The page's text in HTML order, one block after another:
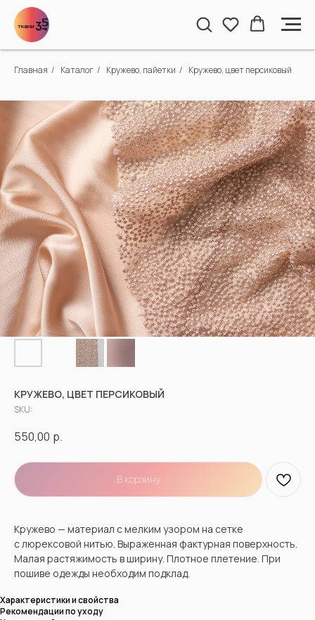
Главная / Каталог / Кружево, пайетки / Кружево, цвет персиковый
КРУЖЕВО, ЦВЕТ ПЕРСИКОВЫЙ
SKU:
550,00 р.
В корзину
Кружево — материал с мелким узором на сетке
с люрексовой нитью. Выраженная фактурная поверхность.
Малая растяжимость в ширину. Плотное плетение. При
пошиве одежды необходим подклад.
Характеристики и свойства
Рекомендации по уходу